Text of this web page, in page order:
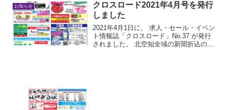
お知らせ
クロスロード2021年4月号を発行
しました
2021年4月1日に、 求人・セール・イベン
ト情報誌「クロスロード」No.37 が発行
されました。 北空知全域の新聞折込の